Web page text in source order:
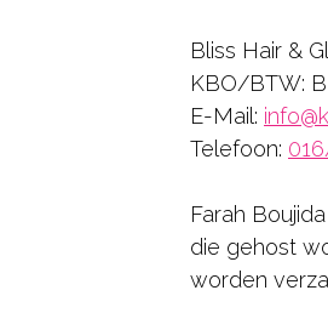
Bliss Hair &
KBO/BTW:
E-Mail:
Telefoon:
Farah
die gehost
worden